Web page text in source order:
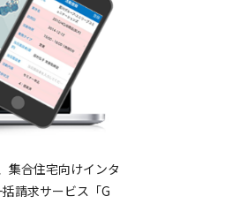
集合住宅向けインタ
請求サービス「G